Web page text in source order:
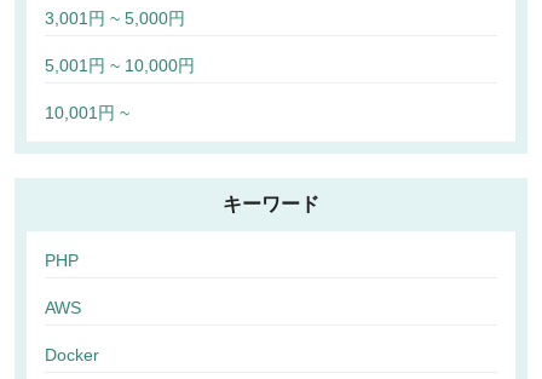
3,001円 ~ 5,000円
5,001円 ~ 10,000円
10,001円 ~
キーワード
PHP
AWS
Docker